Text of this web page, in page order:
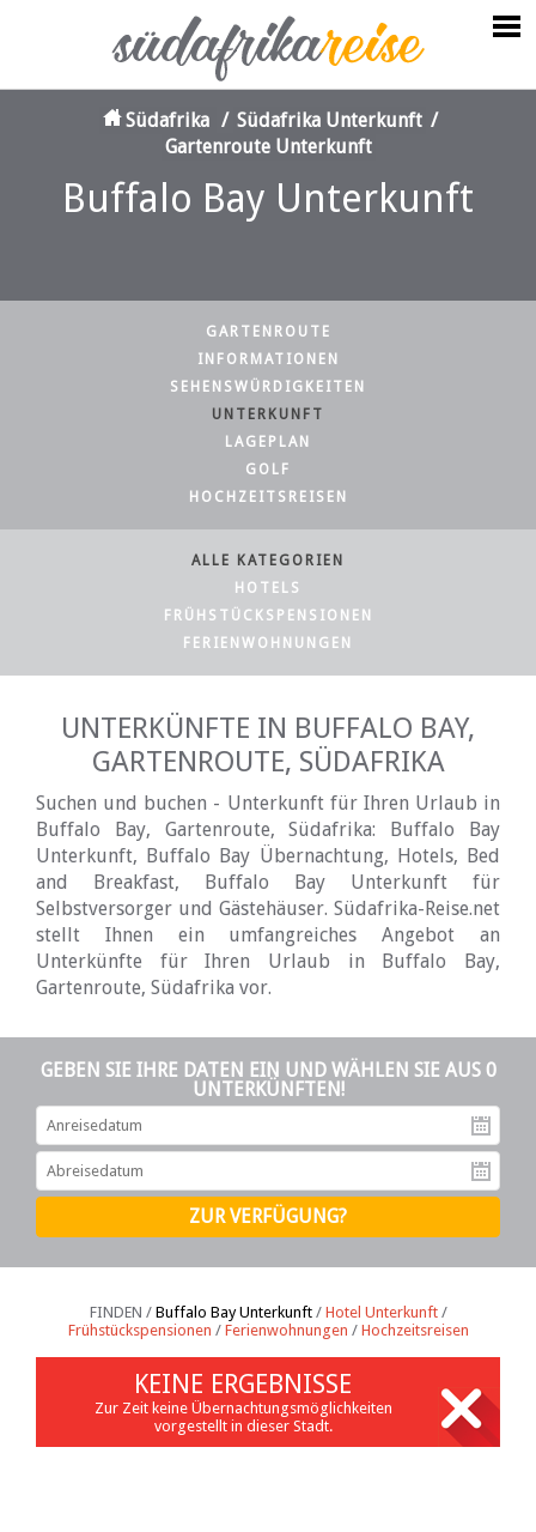
Buffalo Bay Unterkunft
Südafrika / Südafrika Unterkunft /
Gartenroute Unterkunft
GARTENROUTE
INFORMATIONEN
SEHENSWÜRDIGKEITEN
UNTERKUNFT
LAGEPLAN
GOLF
HOCHZEITSREISEN
ALLE KATEGORIEN
HOTELS
FRÜHSTÜCKSPENSIONEN
FERIENWOHNUNGEN
UNTERKÜNFTE IN BUFFALO BAY,
GARTENROUTE, SÜDAFRIKA
Suchen und buchen - Unterkunft für Ihren Urlaub in
Buffalo Bay, Gartenroute, Südafrika: Buffalo Bay
Unterkunft, Buffalo Bay Übernachtung, Hotels, Bed
and Breakfast, Buffalo Bay Unterkunft für
Selbstversorger und Gästehäuser. Südafrika-Reise.net
stellt Ihnen ein umfangreiches Angebot an
Unterkünfte für Ihren Urlaub in Buffalo Bay,
Gartenroute, Südafrika vor.
GEBEN SIE IHRE DATEN EIN UND WÄHLEN SIE AUS 0
UNTERKÜNFTEN!
FINDEN / Buffalo Bay Unterkunft/ Hotel Unterkunft/
Frühstückspensionen / Ferienwohnungen / Hochzeitsreisen
KEINE ERGEBNISSE
Zur Zeit keine Übernachtungsmöglichkeiten
vorgestellt in dieser Stadt.